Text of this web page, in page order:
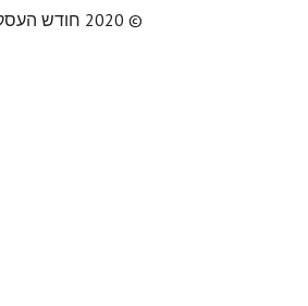
© 2020 חודש העסקים הקטנים בעיריית שדרות |